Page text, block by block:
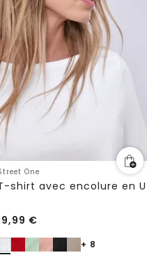
One
shirt avec encolure en U
€
+ 8